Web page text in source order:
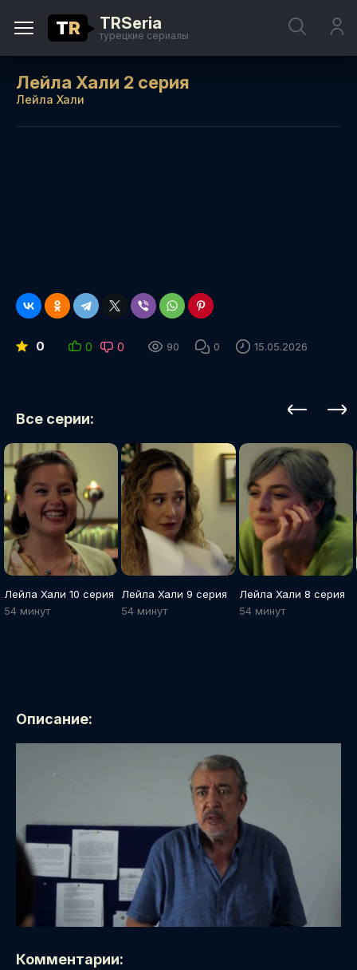
TR TRSeria
турецкие сериалы
Лейла Хали 2 серия
Лейла Хали
0 0 0 90 0 15.05.2026
Все серии:
Лейла Хали 10 серия
54 минут
Лейла Хали 9 серия
54 минут
Лейла Хали 8 серия
54 минут
Описание:
Комментарии: